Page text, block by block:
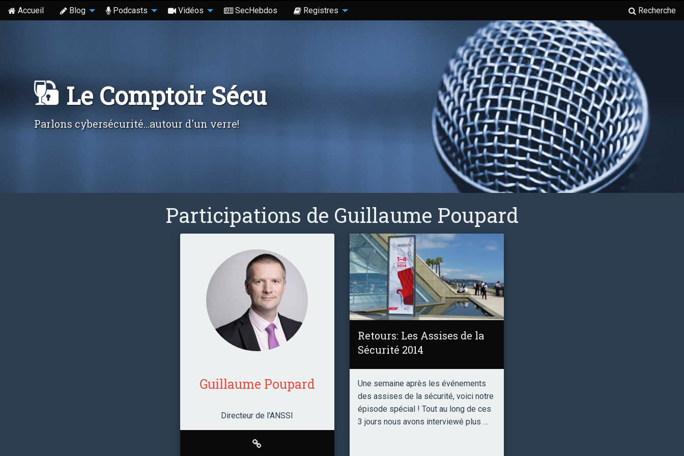
Accueil Blog Podcasts Vidéos SecHebdos Registres Recherche
Le Comptoir Sécu
Parlons cybersécurité...autour d'un verre!
Participations de Guillaume Poupard
Guillaume Poupard
Directeur de l'ANSSI
Retours: Les Assises de la
Sécurité 2014
Une semaine après les événements
des assises de la sécurité, voici notre
épisode spécial ! Tout au long de ces
3 jours nous avons interviewé plus …